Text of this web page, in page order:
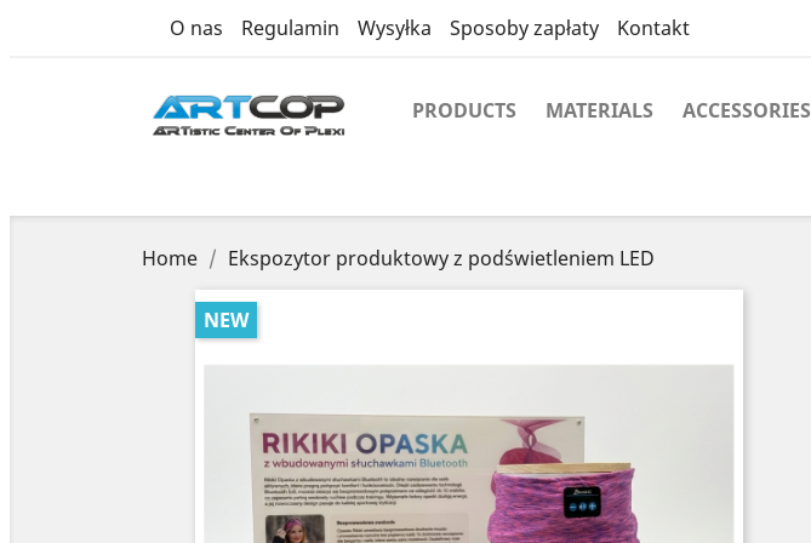
O nas Regulamin Wysyłka Sposoby zapłaty Kontakt
PRODUCTS MATERIALS ACCESSORIES
Home Ekspozytor produktowy z podświetleniem LED
NEW